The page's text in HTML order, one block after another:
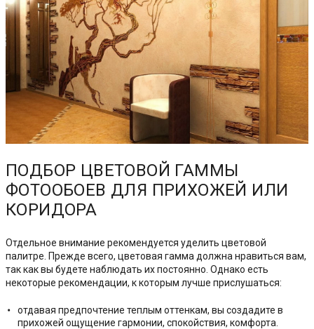
ПОДБОР ЦВЕТОВОЙ ГАММЫ
ФОТООБОЕВ ДЛЯ ПРИХОЖЕЙ ИЛИ
КОРИДОРА
Отдельное внимание рекомендуется уделить цветовой
палитре. Прежде всего, цветовая гамма должна нравиться вам,
так как вы будете наблюдать их постоянно. Однако есть
некоторые рекомендации, к которым лучше прислушаться:
отдавая предпочтение теплым оттенкам, вы создадите в
прихожей ощущение гармонии, спокойствия, комфорта.